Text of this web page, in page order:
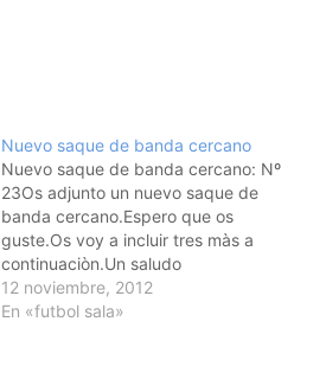
Nuevo saque de banda cercano
Nuevo saque de banda cercano: Nº
23Os adjunto un nuevo saque de
banda cercano.Espero que os
guste.Os voy a incluir tres màs a
continuaciòn.Un saludo
12 noviembre, 2012
En «futbol sala»